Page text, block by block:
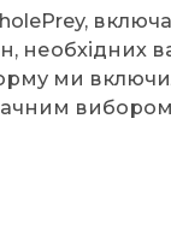
необхідних
ми